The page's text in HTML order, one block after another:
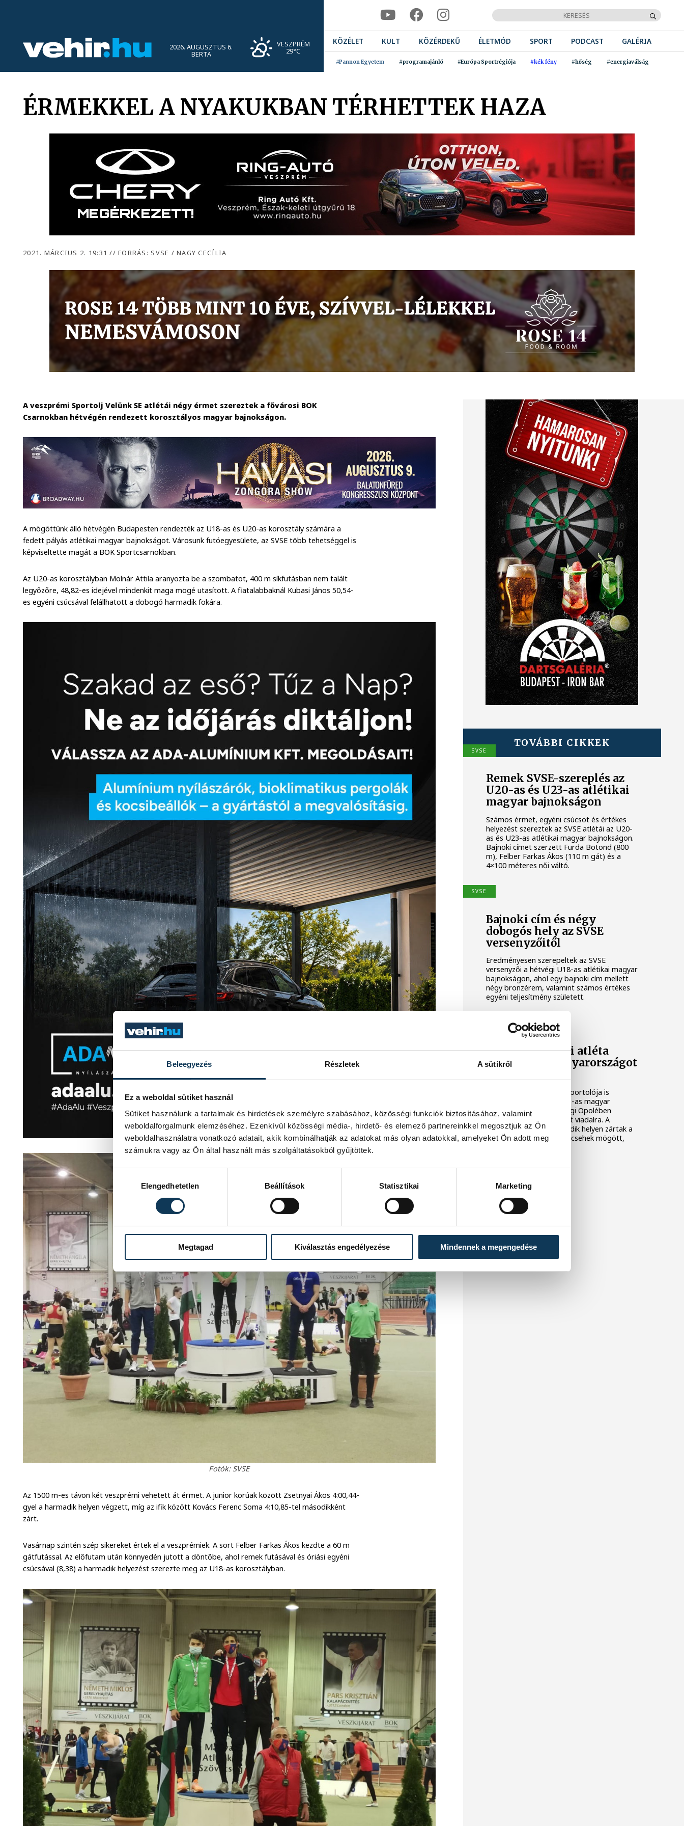
Beleegyezés Részletek A sütikről
Ez a weboldal sütiket használ
Sütiket használunk a tartalmak és hirdetések személyre szabásához, közösségi funkciók biztosításához, valamint
weboldalforgalmunk elemzéséhez. Ezenkívül közösségi média-, hirdető- és elemező partnereinkkel megosztjuk az Ön
weboldalhasználatra vonatkozó adatait, akik kombinálhatják az adatokat más olyan adatokkal, amelyeket Ön adott meg
számukra vagy az Ön által használt más szolgáltatásokból gyűjtöttek.
Elengedhetetlen
Beállítások Statisztikai Marketing
Megtagad Kiválasztás engedélyezése Mindennek a megengedése
2026. AUGUSZTUS 6.
BERTA
VESZPRÉM
29°C
KÖZÉLET KULT KÖZÉRDEKŰ ÉLETMÓD SPORT PODCAST GALÉRIA
#Pannon Egyetem #programajánló #Európa Sportrégiója #kék fény #hőség #energiaválság
ÉRMEKKEL A NYAKUKBAN TÉRHETTEK HAZA
2021. MÁRCIUS 2. 19:31// FORRÁS: SVSE / NAGY CECÍLIA
A veszprémi Sportolj Velünk SE atlétái négy érmet szereztek a fővárosi BOK
Csarnokban hétvégén rendezett korosztályos magyar bajnokságon.
A mögöttünk álló hétvégén Budapesten rendezték az U18-as és U20-as korosztály számára a
fedett pályás atlétikai magyar bajnokságot. Városunk futóegyesülete, az SVSE több tehetséggel is
képviseltette magát a BOK Sportcsarnokban.
Az U20-as korosztályban Molnár Attila aranyozta be a szombatot, 400 m síkfutásban nem talált
legyőzőre, 48,82-es idejével mindenkit maga mögé utasított. A fiatalabbaknál Kubasi János 50,54-
es egyéni csúcsával felállhatott a dobogó harmadik fokára.
Fotók: SVSE
Az 1500 m-es távon két veszprémi vehetett át érmet. A junior korúak között Zsetnyai Ákos 4:00,44-
gyel a harmadik helyen végzett, míg az ifik között Kovács Ferenc Soma 4:10,85-tel másodikként
zárt.
Vasárnap szintén szép sikereket értek el a veszprémiek. A sort Felber Farkas Ákos kezdte a 60 m
gátfutással. Az előfutam után könnyedén jutott a döntőbe, ahol remek futásával és óriási egyéni
csúcsával (8,38) a harmadik helyezést szerezte meg az U18-as korosztályban.
TOVÁBBI CIKKEK
SVSE
Remek SVSE-szereplés az
U20-as és U23-as atlétikai
magyar bajnokságon
Számos érmet, egyéni csúcsot és értékes
helyezést szereztek az SVSE atlétái az U20-
as és U23-as atlétikai magyar bajnokságon.
Bajnoki címet szerzett Furda Botond (800
m), Felber Farkas Ákos (110 m gát) és a
4×100 méteres női váltó.
SVSE
Bajnoki cím és négy
dobogós hely az SVSE
versenyzőitől
Eredményesen szerepeltek az SVSE
versenyzői a hétvégi U18-as atlétikai magyar
bajnokságon, ahol egy bajnoki cím mellett
négy bronzérem, valamint számos értékes
egyéni teljesítmény született.
Négy veszprémi atléta
képviselte Magyarországot
A veszprémi SVSE négy sportolója is
meghívást kapott az U23-as magyar
csapatba, a lengyelországi Opolében
megrendezett válogatott viadalra. A
magyarok végül a harmadik helyen zártak a
házigazda lengyelek és a csehek mögött,